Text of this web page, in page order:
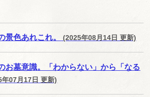
景色あれこれ。 (2025年08月14日 更新)
お墓意識。「わからない」から「なる
年07月17日 更新)